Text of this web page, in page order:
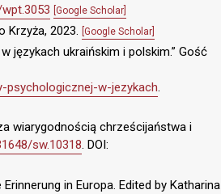
[Google Scholar]
Krzyża, 2023. [Google Scholar]
językach ukraińskim i polskim.” Gość
psychologicznej-w-jezykach.
wiarygodnością chrześcijaństwa i
sw.10318. DOI:
in Europa. Edited by Katharina